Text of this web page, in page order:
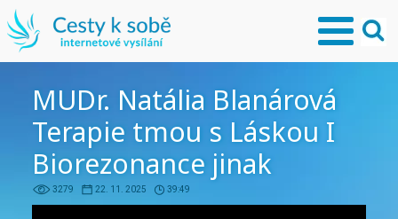
MUDr. Natália Blanárová
Terapie tmou s Láskou I
Biorezonance jinak
3279 22. 11. 2025 39:49